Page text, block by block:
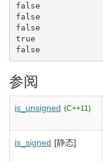
false
false
false
true
false
参阅
is_unsigned (C++11)
is_signed [静态]